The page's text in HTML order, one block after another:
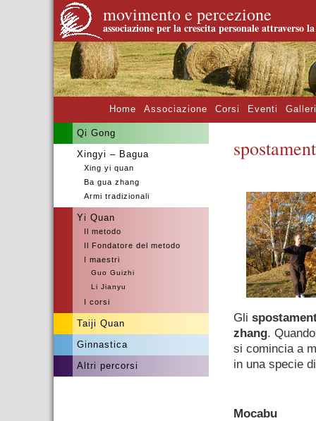
movimento e percezione
associazione per la crescita personale attraverso
Home Associazione Corsi Eventi
Qi Gong
Xingyi – Bagua
Xing yi quan
Ba gua zhang
Armi tradizionali
Yi Quan
Il metodo
Il Fondatore del metodo
I maestri
Guo Guizhi
Li Jianyu
I corsi
Taiji Quan
Ginnastica
Altri percorsi
Gli
zhang.
si comincia a
in una specie di
Mocabu